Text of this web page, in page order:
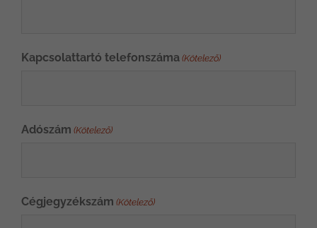
Kapcsolattartó telefonszáma (Kötelező)
Adószám (Kötelező)
Cégjegyzékszám (Kötelező)